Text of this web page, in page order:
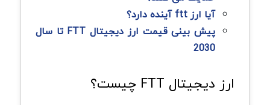
آیا ارز ftt آینده دارد؟
پیش بینی قیمت ارز دیجیتال FTT تا سال
2030
ارز دیجیتال FTT چیست؟